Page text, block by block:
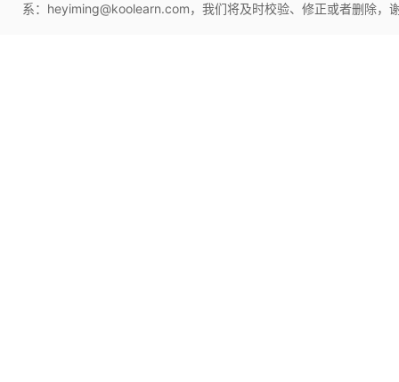
系：heyiming@koolearn.com，我们将及时校验、修正或者删除，